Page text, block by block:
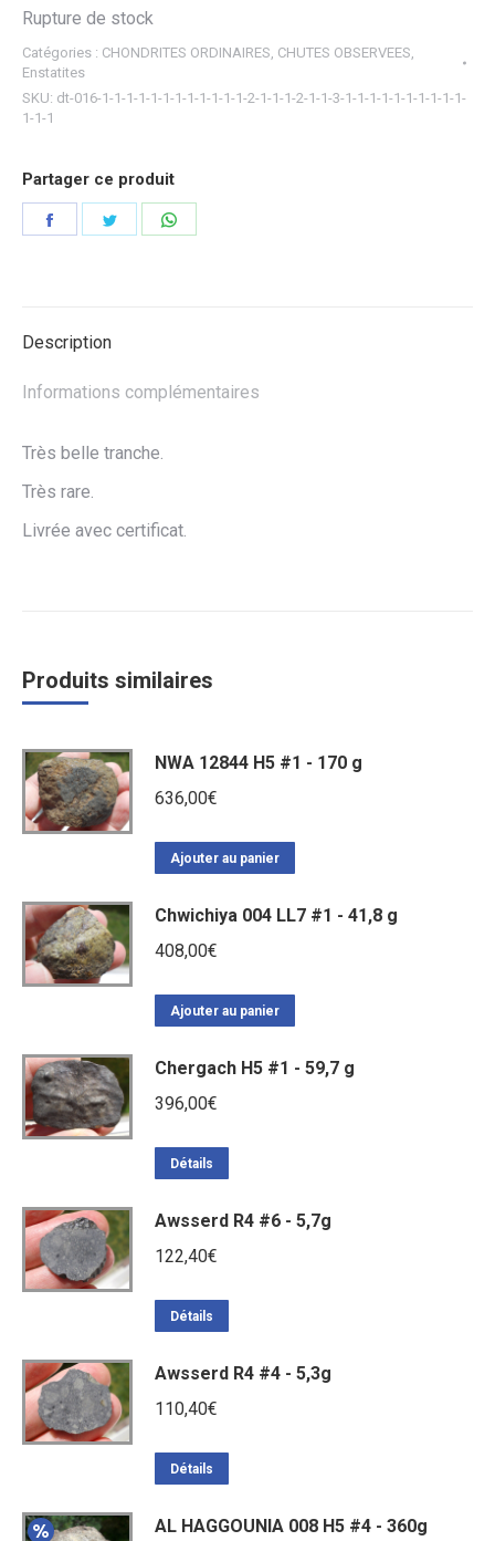
Rupture de stock
Catégories : CHONDRITES ORDINAIRES, CHUTES OBSERVEES,
Enstatites
SKU: dt-016-1-1-1-1-1-1-1-1-1-1-1-1-2-1-1-1-2-1-1-3-1-1-1-1-1-1-1-1-1-1-
1-1-1
Partager ce produit
Partager Partager
Description
Informations complémentaires
Très belle tranche.
Très rare.
Livrée avec certificat.
Produits similaires
NWA 12844 H5 #1 - 170 g
636,00€
Ajouter au panier
Chwichiya 004 LL7 #1 - 41,8 g
408,00€
Ajouter au panier
Chergach H5 #1 - 59,7 g
396,00€
Détails
Awsserd R4 #6 - 5,7g
122,40€
Détails
Awsserd R4 #4 - 5,3g
110,40€
Détails
AL HAGGOUNIA 008 H5 #4 - 360g